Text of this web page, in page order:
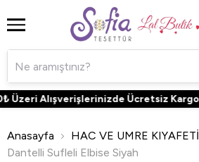
Alışverişlerinizde Ücretsiz Kargoç
Anasayfa
HAC VE UMRE KIYAFETİ
Dantelli Sufleli Elbise Siyah